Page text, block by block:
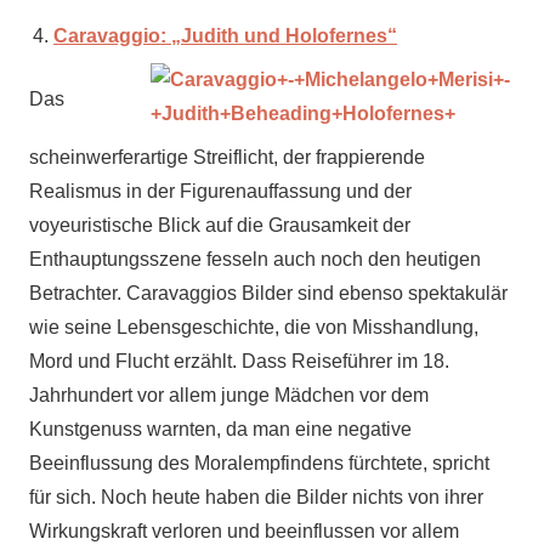
Caravaggio: „Judith und Holofernes“
Das
scheinwerferartige Streiflicht, der frappierende
Realismus in der Figurenauffassung und der
voyeuristische Blick auf die Grausamkeit der
Enthauptungsszene fesseln auch noch den heutigen
Betrachter. Caravaggios Bilder sind ebenso spektakulär
wie seine Lebensgeschichte, die von Misshandlung,
Mord und Flucht erzählt. Dass Reiseführer im 18.
Jahrhundert vor allem junge Mädchen vor dem
Kunstgenuss warnten, da man eine negative
Beeinflussung des Moralempfindens fürchtete, spricht
für sich. Noch heute haben die Bilder nichts von ihrer
Wirkungskraft verloren und beeinflussen vor allem